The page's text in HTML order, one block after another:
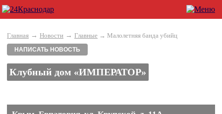
Главная → Новости → Главные → Малолетняя банда убийц
НАПИСАТЬ НОВОСТЬ
Клубный дом «ИМПЕРАТОР»